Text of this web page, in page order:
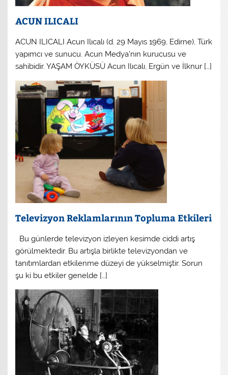
ACUN ILICALI
ACUN ILICALI Acun Ilıcalı (d. 29 Mayıs 1969, Edirne), Türk
yapımcı ve sunucu. Acun Medya’nın kurucusu ve
sahibidir. YAŞAM ÖYKÜSÜ Acun Ilıcalı, Ergün ve İlknur […]
Televizyon Reklamlarının Topluma Etkileri
Bu günlerde televizyon izleyen kesimde ciddi artış
görülmektedir. Bu artışla birlikte televizyondan ve
tanıtımlardan etkilenme düzeyi de yükselmiştir. Sorun
şu ki bu etkiler genelde […]